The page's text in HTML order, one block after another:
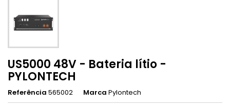
US5000 48V - Bateria lítio -
PYLONTECH
Referência 565002 Marca Pylontech